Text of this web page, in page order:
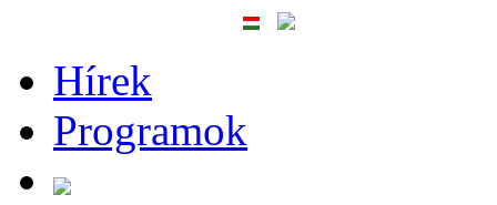
Hírek
Programok